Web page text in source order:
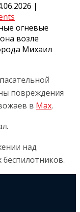
|
огневые
возле
Михаил
повреждения
в Max.
над
беспилотников.